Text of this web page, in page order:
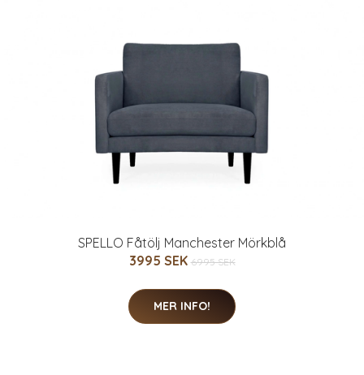
SPELLO Fåtölj Manchester Mörkblå
3995 SEK 6995 SEK
MER INFO!